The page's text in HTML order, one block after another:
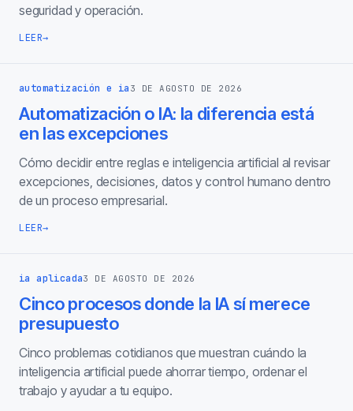
seguridad y operación.
LEER→
automatización e ia 3 DE AGOSTO DE 2026
Automatización o IA: la diferencia está
en las excepciones
Cómo decidir entre reglas e inteligencia artificial al revisar
excepciones, decisiones, datos y control humano dentro
de un proceso empresarial.
LEER→
ia aplicada3 DE AGOSTO DE 2026
Cinco procesos donde la IA sí merece
presupuesto
Cinco problemas cotidianos que muestran cuándo la
inteligencia artificial puede ahorrar tiempo, ordenar el
trabajo y ayudar a tu equipo.